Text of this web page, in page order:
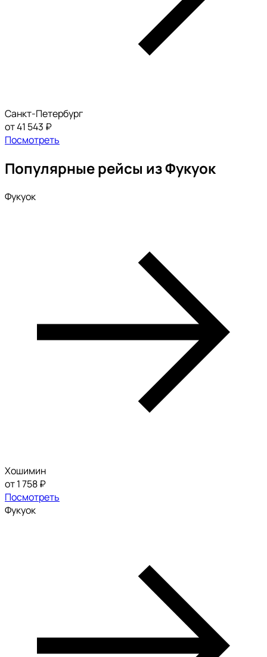
Санкт-Петербург
от 41 543 ₽
Посмотреть
Популярные рейсы из Фукуок
Фукуок
Хошимин
от 1 758 ₽
Посмотреть
Фукуок